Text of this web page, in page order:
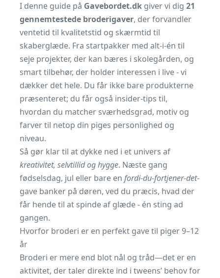
I denne guide på Gavebordet.dk giver vi dig 21
gennemtestede broderigaver, der forvandler
ventetid til kvalitetstid og skærmtid til
skaberglæde. Fra startpakker med alt-i-én til
seje projekter, der kan bæres i skolegården, og
smart tilbehør, der holder interessen i live - vi
dækker det hele. Du får ikke bare produkterne
præsenteret; du får også insider-tips til,
hvordan du matcher sværhedsgrad, motiv og
farver til netop din piges personlighed og
niveau.
Så gør klar til at dykke ned i et univers af
kreativitet, selvtillid og hygge. Næste gang
fødselsdag, jul eller bare en fordi-du-fortjener-det-
gave banker på døren, ved du præcis, hvad der
får hende til at spinde af glæde - én sting ad
gangen.
Hvorfor broderi er en perfekt gave til piger 9–12
år
Broderi er mere end blot nål og tråd—det er en
aktivitet, der taler direkte ind i tweens’ behov for